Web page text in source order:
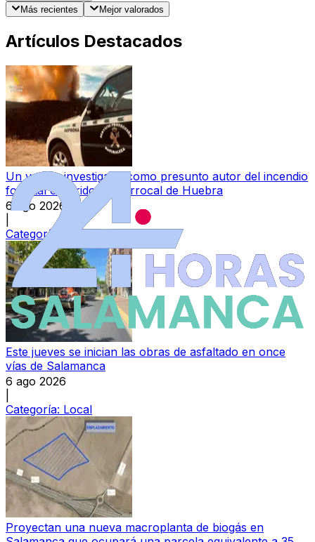
Más recientes
Mejor valorados
Artículos Destacados
Un varón, investigado como presunto autor del incendio
forestal ocurrido en Berrocal de Huebra
6 ago 2026
Categoría:
Sucesos
Este jueves se inician las obras de asfaltado en once
vías de Salamanca
6 ago 2026
Categoría: Local
Proyectan una nueva macroplanta de biogás en